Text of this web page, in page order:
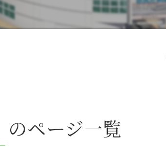
のページ一覧